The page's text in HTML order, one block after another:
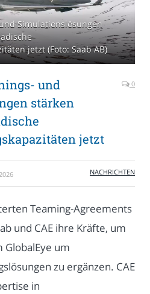
Simulationslösungen
jetzt (Foto: Saab AB)
und
stärken
jetzt
0
NACHRICHTEN
Teaming-Agreements
und CAE ihre Kräfte, um
GlobalEye um
zu ergänzen. CAE
in